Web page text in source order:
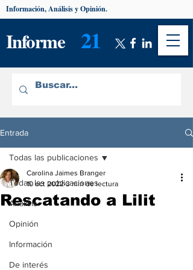
Informe 21
Información, Análisis y Opinión.
Entrada
Todas las publicaciones
Análisis
Opinión
Información
De interés
Todas las publicaciones
Rescatando a Lilit
Carolina Jaimes Branger
10 oct 2022 3 min de lectura